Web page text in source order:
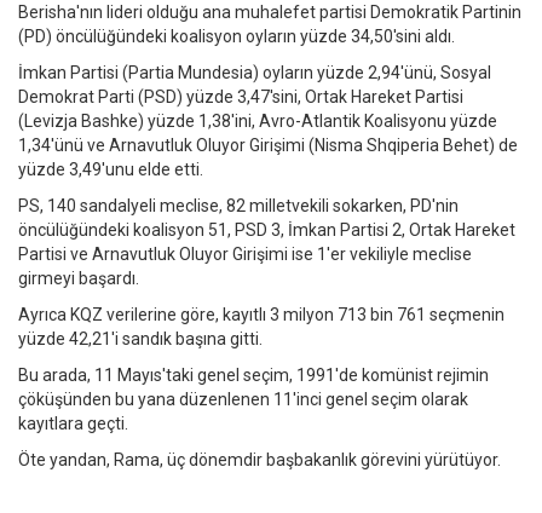
Berisha'nın lideri olduğu ana muhalefet partisi Demokratik Partinin
(PD) öncülüğündeki koalisyon oyların yüzde 34,50'sini aldı.
İmkan Partisi (Partia Mundesia) oyların yüzde 2,94'ünü, Sosyal
Demokrat Parti (PSD) yüzde 3,47'sini, Ortak Hareket Partisi
(Levizja Bashke) yüzde 1,38'ini, Avro-Atlantik Koalisyonu yüzde
1,34'ünü ve Arnavutluk Oluyor Girişimi (Nisma Shqiperia Behet) de
yüzde 3,49'unu elde etti.
PS, 140 sandalyeli meclise, 82 milletvekili sokarken, PD'nin
öncülüğündeki koalisyon 51, PSD 3, İmkan Partisi 2, Ortak Hareket
Partisi ve Arnavutluk Oluyor Girişimi ise 1'er vekiliyle meclise
girmeyi başardı.
Ayrıca KQZ verilerine göre, kayıtlı 3 milyon 713 bin 761 seçmenin
yüzde 42,21'i sandık başına gitti.
Bu arada, 11 Mayıs'taki genel seçim, 1991'de komünist rejimin
çöküşünden bu yana düzenlenen 11'inci genel seçim olarak
kayıtlara geçti.
Öte yandan, Rama, üç dönemdir başbakanlık görevini yürütüyor.